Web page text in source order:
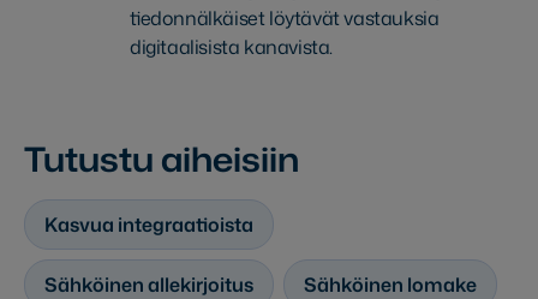
tiedonnälkäiset löytävät vastauksia
digitaalisista kanavista.
Tutustu aiheisiin
Kasvua integraatioista
Sähköinen allekirjoitus Sähköinen lomake